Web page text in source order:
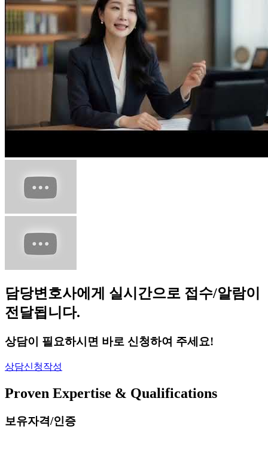
담당변호사에게 실시간으로 접수/알람이
전달됩니다.
상담이 필요하시면 바로 신청하여 주세요!
상담신청작성
Proven Expertise & Qualifications
보유자격/인증